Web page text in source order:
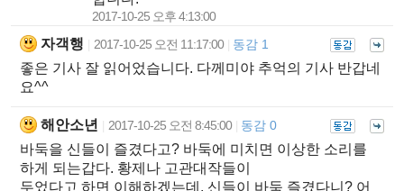
2017-10-25 오후 4:13:00
자객행 2017-10-25 오전 11:17:00 동감 1
좋은 기사 잘 읽어었습니다. 다께미야 추억의 기사 반갑네
요^^
해안소년 2017-10-25 오전 8:45:00 동감 0
바둑을 신들이 즐겼다고? 바둑에 미치면 이상한 소리를
하게 되는갑다. 황제나 고관대작들이
두었다고 하면 이해하겠는데, 신들이 바둑 즐겼다니? 어